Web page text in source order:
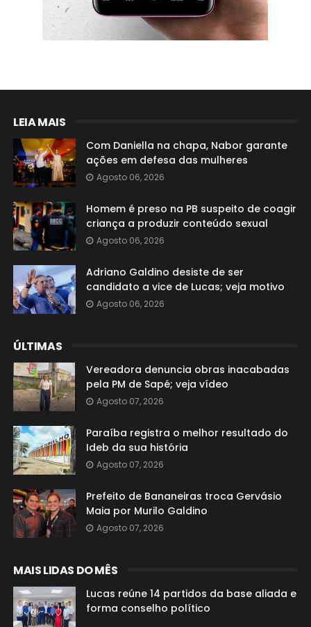
LEIA MAIS
Com Daniella na chapa, Nabor garante
ações em defesa das mulheres
Agosto 06, 2026
Homem é preso na PB suspeito de coagir
criança a produzir conteúdo sexual
Agosto 06, 2026
Adriano Galdino desiste de ser
candidato a vice de Lucas; veja motivo
Agosto 06, 2026
ÚLTIMAS
Vereadora denuncia obras inacabadas
pela PM de Sapé; veja vídeo
Agosto 07, 2026
Paraíba registra o melhor resultado do
Ideb da sua história
Agosto 07, 2026
Prefeito de Bananeiras troca Gervásio
Maia por Murilo Galdino
Agosto 07, 2026
MAIS LIDAS DO MÊS
Lucas reúne 14 partidos da base aliada e
forma conselho político